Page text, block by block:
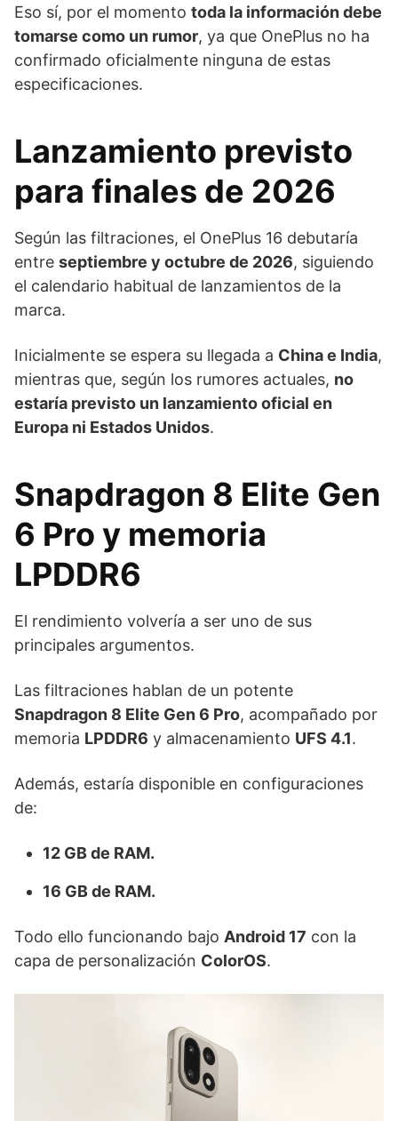
Eso sí, por el momento toda la información debe
tomarse como un rumor, ya que OnePlus no ha
confirmado oficialmente ninguna de estas
especificaciones.
Lanzamiento previsto
para finales de 2026
Según las filtraciones, el OnePlus 16 debutaría
entre septiembre y octubre de 2026, siguiendo
el calendario habitual de lanzamientos de la
marca.
Inicialmente se espera su llegada a China e India,
mientras que, según los rumores actuales, no
estaría previsto un lanzamiento oficial en
Europa ni Estados Unidos.
Snapdragon 8 Elite Gen
6 Pro y memoria
LPDDR6
El rendimiento volvería a ser uno de sus
principales argumentos.
Las filtraciones hablan de un potente
Snapdragon 8 Elite Gen 6 Pro, acompañado por
memoria LPDDR6 y almacenamiento UFS 4.1.
Además, estaría disponible en configuraciones
de:
12 GB de RAM.
16 GB de RAM.
Todo ello funcionando bajo Android 17 con la
capa de personalización ColorOS.